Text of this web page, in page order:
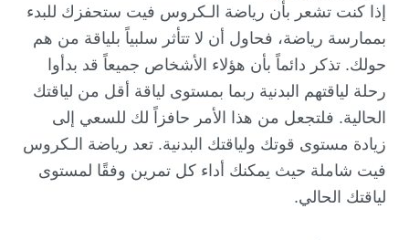
إذا كنت تشعر بأن رياضة الـكروس فيت ستحفزك للبدء
بممارسة رياضة، فحاول أن لا تتأثر سلبياً بلياقة من هم
حولك. تذكر دائماً بأن هؤلاء الأشخاص جميعاً قد بدأوا
رحلة لياقتهم البدنية ربما بمستوى لياقة أقل من لياقتك
الحالية. فلتجعل من هذا الأمر حافزاً لك للسعي إلى
زيادة مستوى قوتك ولياقتك البدنية. تعد رياضة الـكروس
فيت شاملة حيث يمكنك أداء كل تمرين وفقًا لمستوى
لياقتك الحالي.